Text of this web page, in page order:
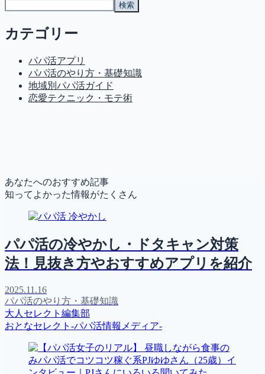
検索
カテゴリー
パパ活アプリ
パパ活のやり方・基礎知識
地域別パパ活ガイド
恋愛テクニック・モテ術
あなたへのおすすめ記事
知ってよかった情報がたくさん
パパ活の冷やかし・ドタキャン対策
法！見抜き方やおすすめアプリを紹介
2025.11.16
パパ活のやり方・基礎知識
大人セレクト編集部
おとなセレクト-パパ活情報メディア-